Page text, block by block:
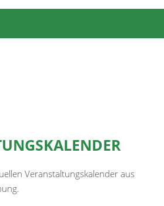
Veranstaltungskalender aus